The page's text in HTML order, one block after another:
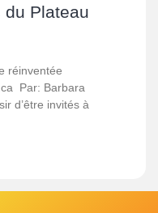
Plateau
réinventée
Par: Barbara
d’être invités à